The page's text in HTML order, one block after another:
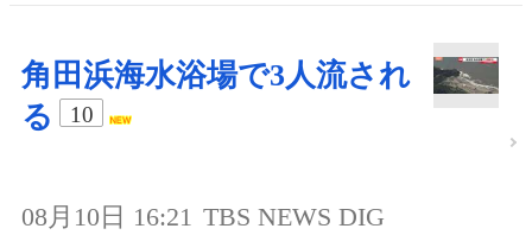
角田浜海水浴場で3人流され
る
10
08月10日 16:21 TBS NEWS DIG